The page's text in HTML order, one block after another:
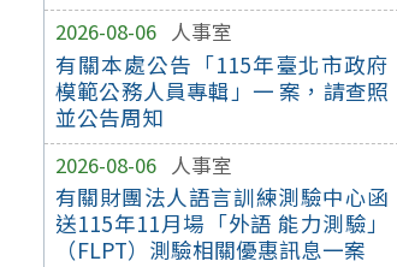
2026-08-06 人事室
有關本處公告「115年臺北市政府
模範公務人員專輯」一 案，請查照
並公告周知
2026-08-06 人事室
有關財團法人語言訓練測驗中心函
送115年11月場「外語 能力測驗」
（FLPT）測驗相關優惠訊息一案